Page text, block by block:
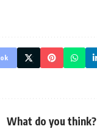
What do you think?